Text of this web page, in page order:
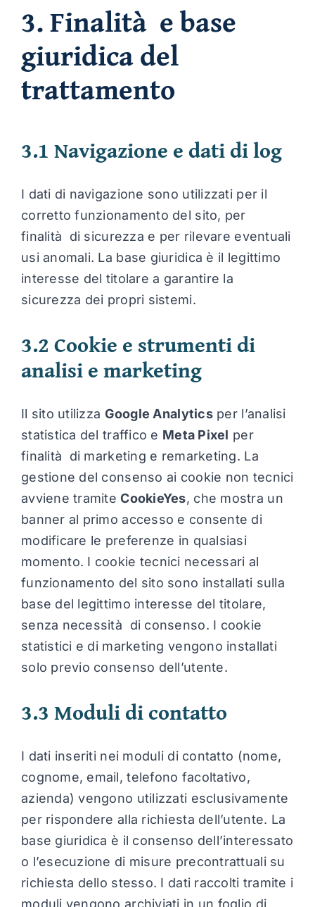
3. Finalità e base
giuridica del
trattamento
3.1 Navigazione e dati di log
I dati di navigazione sono utilizzati per il
corretto funzionamento del sito, per
finalità di sicurezza e per rilevare eventuali
usi anomali. La base giuridica è il legittimo
interesse del titolare a garantire la
sicurezza dei propri sistemi.
3.2 Cookie e strumenti di
analisi e marketing
Il sito utilizza Google Analyticsper l’analisi
statistica del traffico e Meta Pixel per
finalità di marketing e remarketing. La
gestione del consenso ai cookie non tecnici
avviene tramiteCookieYes, che mostra un
banner al primo accesso e consente di
modificare le preferenze in qualsiasi
momento. I cookie tecnici necessari al
funzionamento del sito sono installati sulla
base del legittimo interesse del titolare,
senza necessità di consenso. I cookie
statistici e di marketing vengono installati
solo previo consenso dell’utente.
3.3 Moduli di contatto
I dati inseriti nei moduli di contatto (nome,
cognome, email, telefono facoltativo,
azienda) vengono utilizzati esclusivamente
per rispondere alla richiesta dell’utente. La
base giuridica è il consenso dell’interessato
o l’esecuzione di misure precontrattuali su
richiesta dello stesso. I dati raccolti tramite i
moduli vengono archiviati in un foglio di